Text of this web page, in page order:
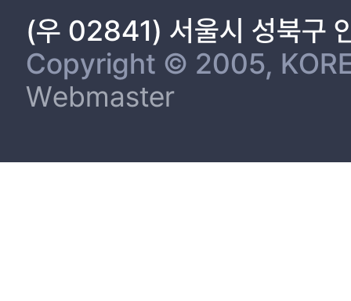
(우 02841) 서울시 성북구
Copyright © 2005,
Webmaster